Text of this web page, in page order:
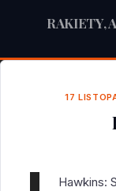
RAKIETY,
17
Hawkins: